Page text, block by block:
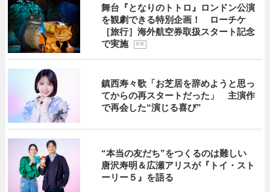
舞台『となりのトトロ』ロンドン公演
を観劇できる特別企画！ ローチケ
［旅行］海外航空券取扱スタート記念
で実施
P R
鎮西寿々歌「お芝居を辞めようと思っ
てからの再スタートだった」 主演作
で再会した“演じる喜び”
“本当の友だち”をつくるのは難しい
唐沢寿明＆広瀬アリスが『トイ・スト
ーリー５』を語る